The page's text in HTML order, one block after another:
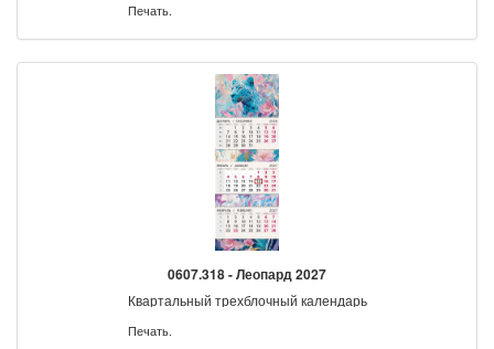
Печать.
0607.318 - Леопард 2027
Квартальный трехблочный календарь
Печать.